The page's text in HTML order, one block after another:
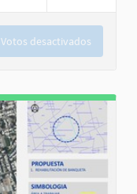
Votos desactivados